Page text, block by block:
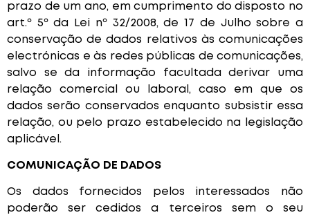
prazo de um ano, em cumprimento do disposto no
art.º 5º da Lei nº 32/2008, de 17 de Julho sobre a
conservação de dados relativos às comunicações
electrónicas e às redes públicas de comunicações,
salvo se da informação facultada derivar uma
relação comercial ou laboral, caso em que os
dados serão conservados enquanto subsistir essa
relação, ou pelo prazo estabelecido na legislação
aplicável.
COMUNICAÇÃO DE DADOS
Os dados fornecidos pelos interessados não
poderão ser cedidos a terceiros sem o seu